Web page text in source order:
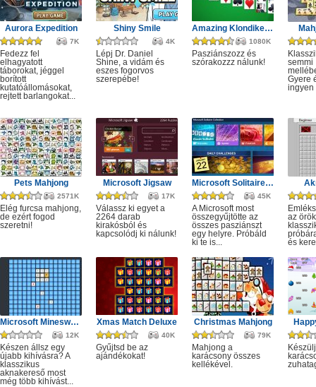
Aurora Expedition
7K
Fedezz fel
elhagyatott
táborokat, jéggel
borított
kutatóállomásokat,
rejtett barlangokat...
Shiny Smile
4K
Lépj Dr. Daniel
Shine, a vidám és
eszes fogorvos
szerepébe!
Amazing Klondike Solitaire
1080K
Pasziánszozz és
szórakozzz nálunk!
semmi
Gyere
ingyen
Pets Mahjong
2571K
Elég furcsa mahjong,
de ezért fogod
szeretni!
Microsoft Jigsaw
17K
Válassz ki egyet a
2264 darab
kirakósból és
kapcsolódj ki nálunk!
Microsoft Solitaire Collection
45K
A Microsoft most
összegyűjtötte az
összes pasziánszt
egy helyre. Próbáld
ki te is...
az örök
és
Microsoft Minesweeper
12K
Készen állsz egy
újabb kihívásra? A
klasszikus
aknakereső most
még több kihívást...
Xmas Match Deluxe
40K
Gyűjtsd be az
ajándékokat!
Christmas Mahjong
79K
Mahjong a
karácsony összes
kellékével.